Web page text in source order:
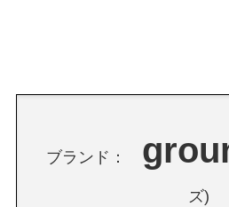
ブランド：
ズ)